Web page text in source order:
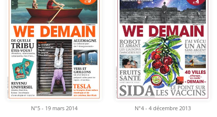
N°5 - 19 mars 2014 N°4 - 4 décembre 2013